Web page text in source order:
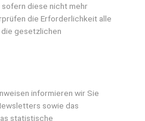
diese nicht mehr
die Erforderlichkeit alle
gesetzlichen
informieren wir Sie
sowie das
statistische